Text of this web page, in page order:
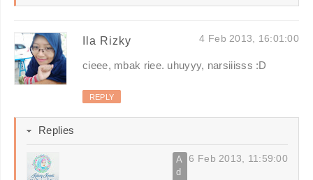
Ila Rizky 4 Feb 2013, 16:01:00
cieee, mbak riee. uhuyyy, narsiiisss :D
REPLY
Replies
6 Feb 2013, 11:59:00